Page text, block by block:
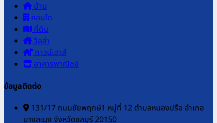
บ้าน
คอนโด
ที่ดิน
วิลล่า
ทาวน์เฮาส์
อาคารพาณิชย์
ข้อมูลติดต่อ
131/17 ถนนชัยพฤกษ์1 หมู่ที่ 12 ตำบลหนองปรือ อำเภอ
บางละมุง จังหวัดชลบุรี 20150